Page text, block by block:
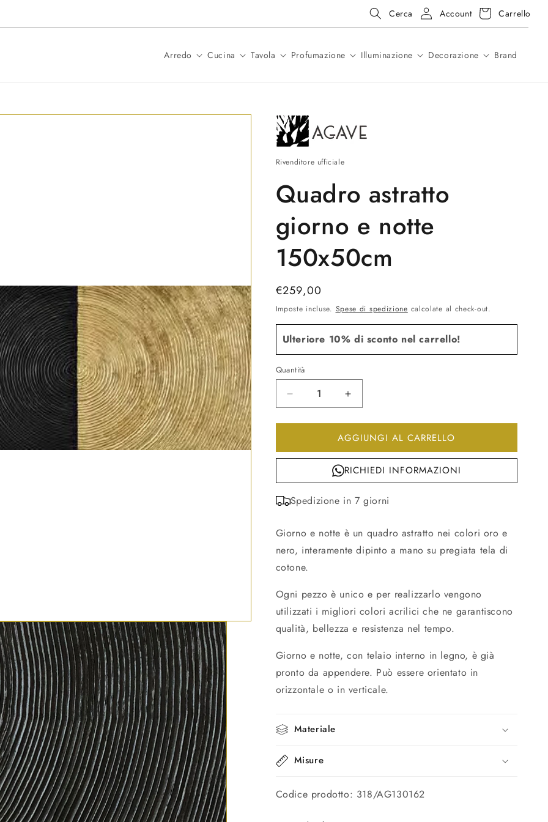
Cerca Accedi
Account Carrello
Carrello
Arredo Cucina Tavola Profumazione Illuminazione Decorazione Brand
Rivenditore ufficiale
Quadro astratto
giorno e notte
150x50cm
Prezzo
di
listino
€259,00
Imposte incluse. Spese di spedizione calcolate al check-out.
Ulteriore 10% di sconto nel carrello!
Quantità
Diminuisci
quantità
per
astratto
150x50cm
Aumenta
quantità
per
Quadro
astratto
e
150x50cm
AGGIUNGI AL CARRELLO
RICHIEDI INFORMAZIONI
Spedizione in 7 giorni
Giorno e notte è un quadro astratto nei colori oro e
nero, interamente dipinto a mano su pregiata tela di
cotone.
Ogni pezzo è unico e per realizzarlo vengono
utilizzati i migliori colori acrilici che ne garantiscono
qualità, bellezza e resistenza nel tempo.
Giorno e notte, con telaio interno in legno, è già
pronto da appendere. Può essere orientato in
orizzontale o in verticale.
Materiale
Misure
Codice prodotto: 318/AG130162